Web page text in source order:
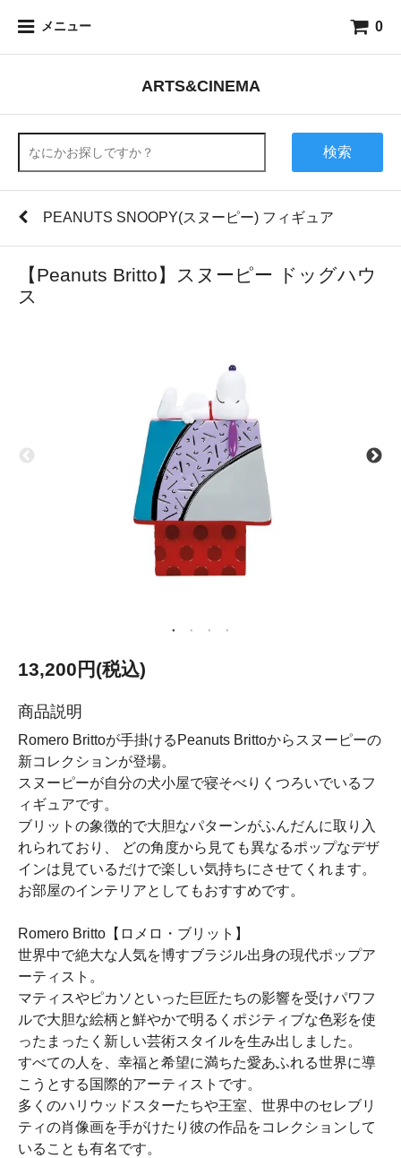
メニュー 0
ARTS&CINEMA
検索
PEANUTS SNOOPY(スヌーピー) フィギュア
【Peanuts Britto】スヌーピー ドッグハウ
ス
13,200円(税込)
商品説明
Romero Brittoが手掛けるPeanuts Brittoからスヌーピーの
新コレクションが登場。
スヌーピーが自分の犬小屋で寝そべりくつろいでいるフ
ィギュアです。
ブリットの象徴的で大胆なパターンがふんだんに取り入
れられており、 どの角度から見ても異なるポップなデザ
インは見ているだけで楽しい気持ちにさせてくれます。
お部屋のインテリアとしてもおすすめです。
Romero Britto【ロメロ・ブリット】
世界中で絶大な人気を博すブラジル出身の現代ポップア
ーティスト。
マティスやピカソといった巨匠たちの影響を受けパワフ
ルで大胆な絵柄と鮮やかで明るくポジティブな色彩を使
ったまったく新しい芸術スタイルを生み出しました。
すべての人を、幸福と希望に満ちた愛あふれる世界に導
こうとする国際的アーティストです。
多くのハリウッドスターたちや王室、世界中のセレブリ
ティの肖像画を手がけたり彼の作品をコレクションして
いることも有名です。